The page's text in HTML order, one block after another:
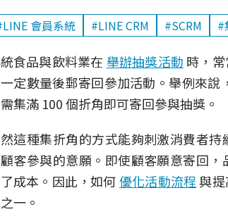
會員系統 #LINE CRM #SCRM #
食品與飲料業在 舉辦抽獎活動 時，
定數量後郵寄回參加活動。舉例來說
集滿 100 個折角即可寄回參與抽獎。
這種集折角的方式能夠刺激消費者
客參與的意願。即使顧客願意寄回
成本。因此，如何優化活動流程與
一。